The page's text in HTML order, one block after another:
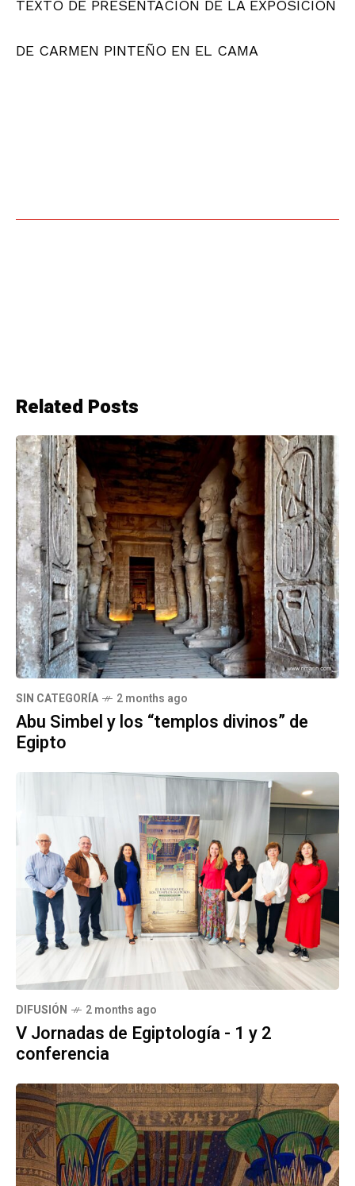
TEXTO DE PRESENTACIÓN DE LA EXPOSICIÓN
DE CARMEN PINTEÑO EN EL CAMA
Related Posts
SIN CATEGORÍA 2 months ago
Abu Simbel y los “templos divinos” de
Egipto
DIFUSIÓN 2 months ago
V Jornadas de Egiptología - 1 y 2
conferencia